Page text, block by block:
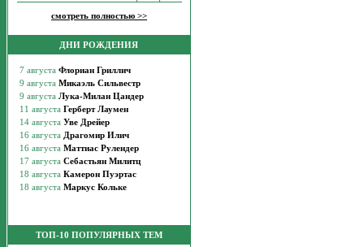
смотреть полностью >>
ДНИ РОЖДЕНИЯ
ТОП-10 ПОПУЛЯРНЫХ ТЕМ